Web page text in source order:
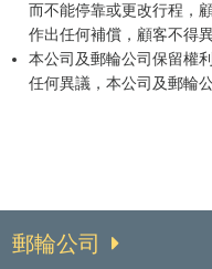
而不能停靠或更改行程，
作出任何補償，顧客不得異
本公司及郵輪公司保留權
任何異議，本公司及郵輪
郵輪公司